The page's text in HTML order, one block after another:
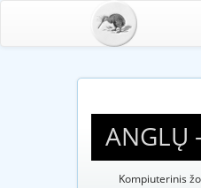
ANGLŲ
Kompiuterinis